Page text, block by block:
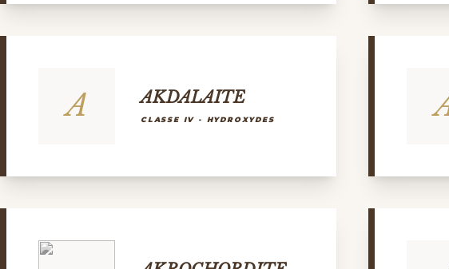
A AKDALAITE
CLASSE IV - HYDROXYDES